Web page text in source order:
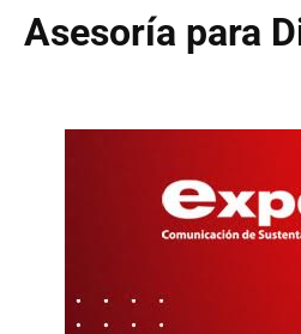
Asesoría para